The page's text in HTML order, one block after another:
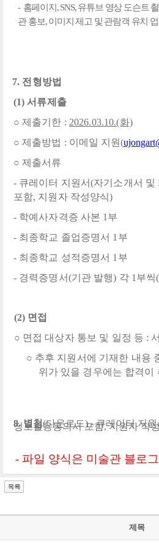
- 홈페이지 , SNS,유튜브 영상 도슨트
관 홍보,이미지 제고 및 관람객 유치
7. 전형방법
(1)서류제출
○ 제출기한 : 2026.03.10.(화)
○ 제출방법 : 이메일 지원(
○ 제출서류
- 큐레이터 지원서(자기소개서 및
포함, 지원자 작성양식)
- 학예사자격증 사본 1 부
- 최종학교 졸업증명서 1 부
- 최종학교 성적증명서 1 부
- 경력증명서(기관 발행) 각 1 부씩(
(2) 면접
○ 면접 대상자 통보 및 일정 등 :
○ 추후 지원서에 기재한 내용
위가 있을 경우에는 합격이
8. 별첨(다운로드) -큐레이터 지원
정보활용동의서 포함,지원자 작
- 파일 양식은 미술관 블로
제목